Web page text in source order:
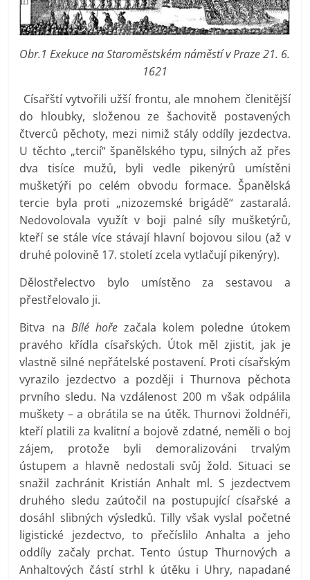
Obr.1 Exekuce na Staroměstském náměstí v Praze 21. 6.
1621
Císařští vytvořili užší frontu, ale mnohem členitější
do hloubky, složenou ze šachovitě postavených
čtverců pěchoty, mezi nimiž stály oddíly jezdectva.
U těchto „tercií“ španělského typu, silných až přes
dva tisíce mužů, byli vedle pikenýrů umístěni
mušketýři po celém obvodu formace. Španělská
tercie byla proti „nizozemské brigádě“ zastaralá.
Nedovolovala využít v boji palné síly mušketýrů,
kteří se stále více stávají hlavní bojovou silou (až v
druhé polovině 17. století zcela vytlačují pikenýry).
Dělostřelectvo bylo umístěno za sestavou a
přestřelovalo ji.
Bitva na Bílé hořezačala kolem poledne útokem
pravého křídla císařských. Útok měl zjistit, jak je
vlastně silné nepřátelské postavení. Proti císařským
vyrazilo jezdectvo a později i Thurnova pěchota
prvního sledu. Na vzdálenost 200 m však odpálila
muškety – a obrátila se na útěk. Thurnovi žoldnéři,
kteří platili za kvalitní a bojově zdatné, neměli o boj
zájem, protože byli demoralizováni trvalým
ústupem a hlavně nedostali svůj žold. Situaci se
snažil zachránit Kristián Anhalt ml. S jezdectvem
druhého sledu zaútočil na postupující císařské a
dosáhl slibných výsledků. Tilly však vyslal početné
ligistické jezdectvo, to přečíslilo Anhalta a jeho
oddíly začaly prchat. Tento ústup Thurnových a
Anhaltových částí strhl k útěku i Uhry, napadané